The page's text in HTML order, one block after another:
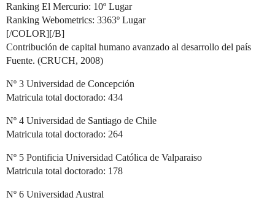
Ranking El Mercurio: 10º Lugar
Ranking Webometrics: 3363º Lugar
[/COLOR][/B]
Contribución de capital humano avanzado al desarrollo del país
Fuente. (CRUCH, 2008)
Nº 3 Universidad de Concepción
Matricula total doctorado: 434
Nº 4 Universidad de Santiago de Chile
Matricula total doctorado: 264
Nº 5 Pontificia Universidad Católica de Valparaiso
Matricula total doctorado: 178
Nº 6 Universidad Austral